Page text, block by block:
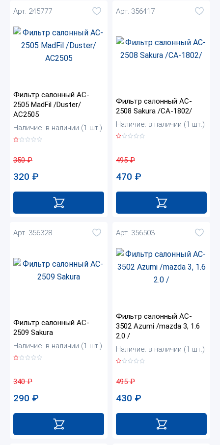
Арт. 245777
Фильтр салонный AC-
2505 MadFil /Duster/
AC2505
Наличие: в наличии (1 шт.)
350₽
320 ₽
Арт. 356417
Фильтр салонный AC-
2508 Sakura /CA-1802/
Наличие: в наличии (1 шт.)
495₽
470 ₽
Арт. 356328
Фильтр салонный AC-
2509 Sakura
Наличие: в наличии (1 шт.)
340₽
290 ₽
Арт. 356503
Фильтр салонный AC-
3502 Azumi /mazda 3, 1.6
2.0 /
Наличие: в наличии (1 шт.)
495₽
430 ₽